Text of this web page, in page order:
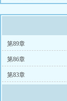
第89章
第86章
第83章